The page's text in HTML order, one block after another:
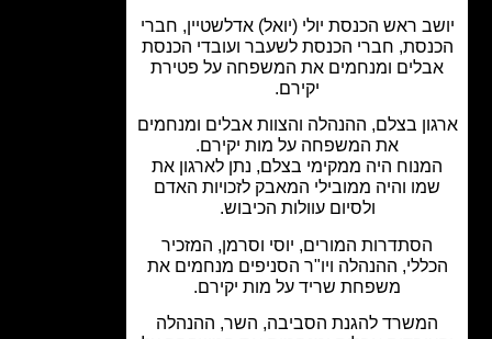
ראש הכנסת יולי (יואל) אדלשטיין, חברי
חברי הכנסת לשעבר ועובדי הכנסת
ומנחמים את המשפחה על פטירת
בצלם, ההנהלה והצוות אבלים ומנחמים
את המשפחה על מות יקירם.
היה ממקימי בצלם, נתן לארגון את
והיה ממובילי המאבק לזכויות האדם
ולסיום עוולות הכיבוש.
הסתדרות המורים, יוסי וסרמן, המזכיר
ההנהלה ויו"ר הסניפים מנחמים את
משפחת שריד על מות יקירם.
להגנת הסביבה, השר, ההנהלה